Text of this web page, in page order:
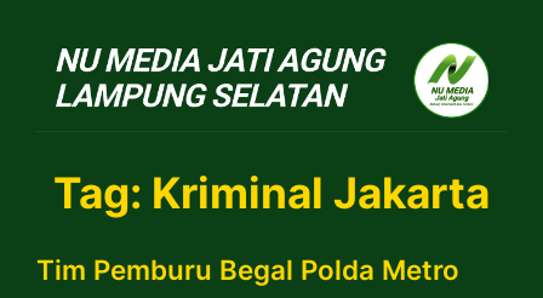
NU
Tag: Kriminal Jakarta
Tim Pemburu Begal Polda Metro